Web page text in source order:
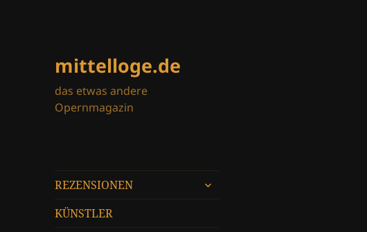
mittelloge.de
das etwas andere
Opernmagazin
REZENSIONEN
untermenü
KÜNSTLER